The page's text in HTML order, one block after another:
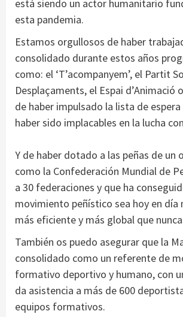
está siendo un actor humanitario
esta pandemia.
Estamos orgullosos de haber
consolidado durante estos años
como: el ‘T’acompanyem’, el Partit
Desplaçaments, el Espai d’Animació
de haber impulsado la lista de
haber sido implacables en la lucha
Y de haber dotado a las peñas de un
como la Confederación Mundial de
a 30 federaciones y que ha
movimiento peñístico sea hoy en día
más eficiente y más global que
También os puedo asegurar que la
consolidado como un referente de
formativo deportivo y humano, con
da asistencia a más de 600
equipos formativos.